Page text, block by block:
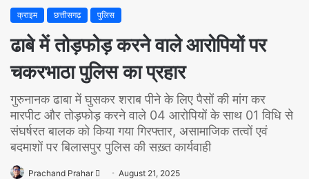
क्राइम छत्तीसगढ़ पुलिस
ढाबे में तोड़फोड़ करने वाले आरोपियों पर
चकरभाठा पुलिस का प्रहार
गुरुनानक ढाबा में घुसकर शराब पीने के लिए पैसों की मांग कर
मारपीट और तोड़फोड़ करने वाले 04 आरोपियों के साथ 01 विधि से
संघर्षरत बालक को किया गया गिरफ्तार, असामाजिक तत्वों एवं
बदमाशों पर बिलासपुर पुलिस की सख़्त कार्यवाही
Prachand Prahar August 21, 2025